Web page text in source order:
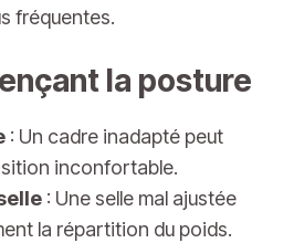
fréquentes.
la posture
: Un cadre inadapté peut
inconfortable.
: Une selle mal ajustée
la répartition du poids.